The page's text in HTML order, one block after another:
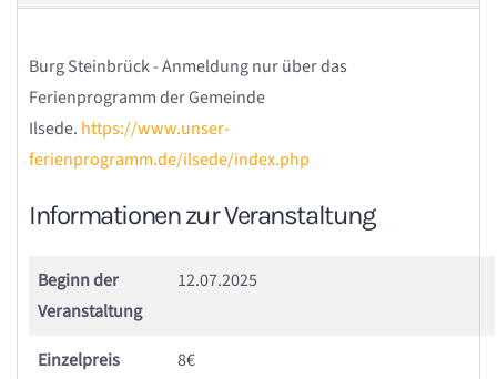
Burg Steinbrück - Anmeldung nur über das
Ferienprogramm der Gemeinde
Ilsede. https://www.unser-
ferienprogramm.de/ilsede/index.php
Informationen zur Veranstaltung
Beginn der
Veranstaltung
12.07.2025
Einzelpreis 8€